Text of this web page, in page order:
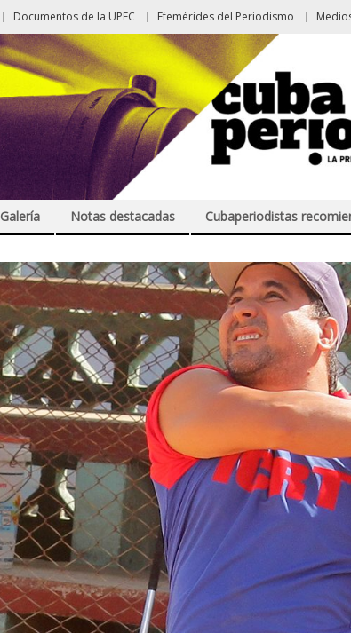
Documentos de la UPEC Efemérides del Periodismo
Galería Notas destacadas Cubaperiodistas